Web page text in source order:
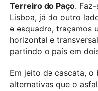
Terreiro do Paço.
Lisboa, já do outro
e esquadro, traçamos
horizontal e
partindo o país em
Em jeito de cascata, o
alternativas que o